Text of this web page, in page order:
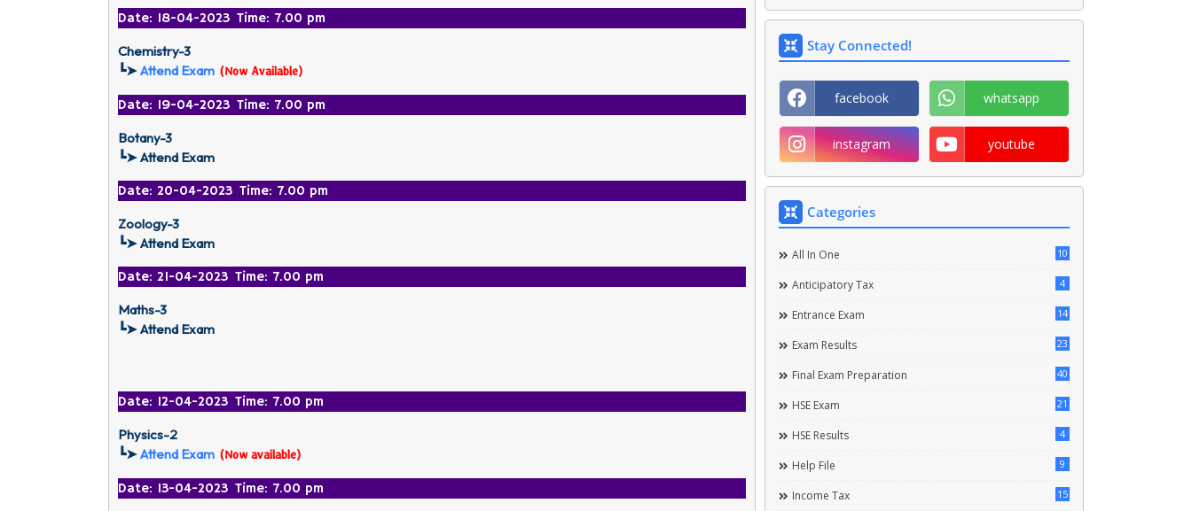
Date: 18-04-2023 Time: 7.00 pm
Chemistry-3
┗➤Attend Exam (Now Available)
Date: 19-04-2023 Time: 7.00 pm
Botany-3
┗➤ Attend Exam
Date: 20-04-2023 Time: 7.00 pm
Zoology-3
┗➤ Attend Exam
Date: 21-04-2023 Time: 7.00 pm
Maths-3
┗➤ Attend Exam
Date: 12-04-2023 Time: 7.00 pm
Physics-2
┗➤Attend Exam (Now available)
Date: 13-04-2023 Time: 7.00 pm
Stay Connected!
facebook whatsapp
instagram youtube
Categories
All In One 10
Anticipatory Tax 4
Entrance Exam 14
Exam Results 23
Final Exam Preparation 40
HSE Exam 21
HSE Results 4
Help File 9
Income Tax 15